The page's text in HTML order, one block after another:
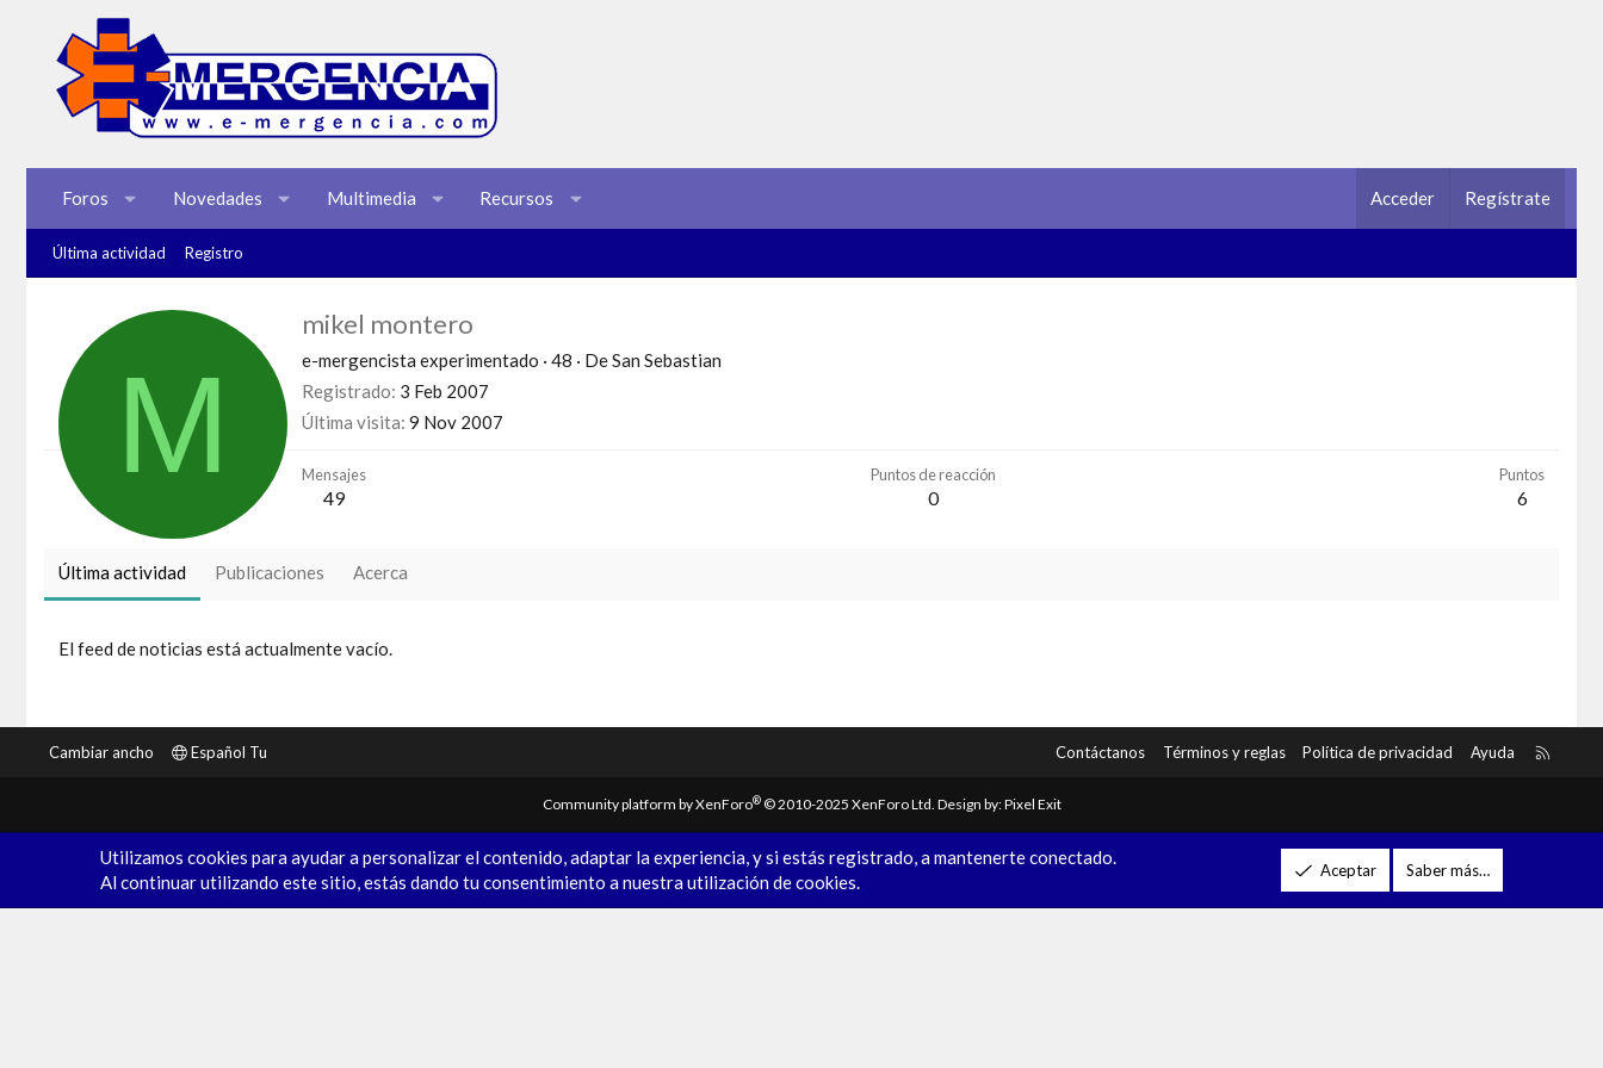
Foros Novedades Multimedia Recursos Acceder Regístrate
Última actividad Registro
M
mikel montero
e-mergencista experimentado · 48 · DeSan Sebastian
Registrado 3 Feb 2007
Última visita 9 Nov 2007
Mensajes
49
Puntos de reacción
0
Puntos
6
Última actividad Publicaciones Acerca
El feed de noticias está actualmente vacío.
Cambiar ancho Español Tu Contáctanos Términos y reglas Política de privacidad Ayuda
Community platform by XenForo® © 2010-2025 XenForo Ltd. Design by:Pixel Exit
Utilizamos cookies para ayudar a personalizar el contenido, adaptar la experiencia, y si estás registrado, a mantenerte conectado.
Al continuar utilizando este sitio, estás dando tu consentimiento a nuestra utilización de cookies.
Aceptar Saber más…